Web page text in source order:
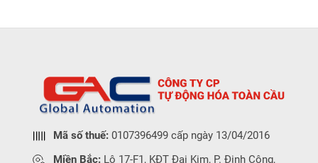
Mã số thuế: 0107396499 cấp ngày 13/04/2016
Miền Bắc: Lô 17-F1, KĐT Đại Kim, P. Định Công,